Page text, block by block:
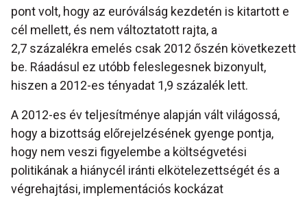
pont volt, hogy az euróválság kezdetén is kitartott e
cél mellett, és nem változtatott rajta, a
2,7 százalékra emelés csak 2012 őszén következett
be. Ráadásul ez utóbb feleslegesnek bizonyult,
hiszen a 2012-es tényadat 1,9 százalék lett.
A 2012-es év teljesítménye alapján vált világossá,
hogy a bizottság előrejelzésének gyenge pontja,
hogy nem veszi figyelembe a költségvetési
politikának a hiánycél iránti elkötelezettségét és a
végrehajtási, implementációs kockázat